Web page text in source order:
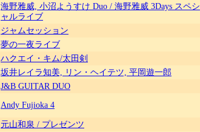
海野雅威, 小沼ようすけ Duo / 海野雅威 3Days スペシ
ャルライブ
ジャムセッション
夢の一夜ライブ
ハクエイ・キム/太田剣
坂井レイラ知美, リン・ヘイテツ, 平岡遊一郎
J&B GUITAR DUO
Andy Fujioka 4
元山和泉 / プレゼンツ